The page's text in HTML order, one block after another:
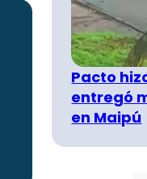
Pacto
entregó
en Maipú